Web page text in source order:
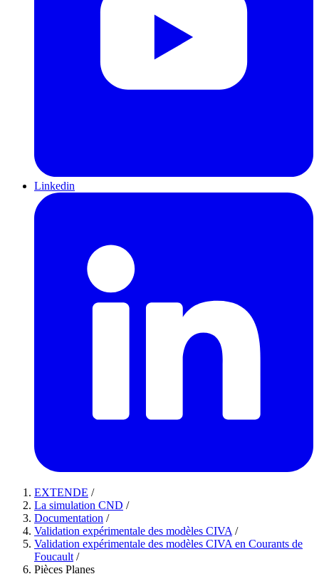
Linkedin
EXTENDE /
La simulation CND /
Documentation /
Validation expérimentale des modèles CIVA /
Validation expérimentale des modèles CIVA en Courants de
Foucault /
Pièces Planes